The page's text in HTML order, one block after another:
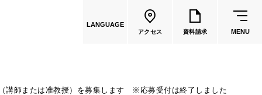
LANGUAGE
アクセス 資料請求 MENU
講師または准教授）を募集します ※応募受付は終了しました